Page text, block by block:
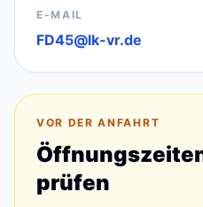
E-MAIL
FD45@lk-vr.de
VOR DER ANFAHRT
prüfen